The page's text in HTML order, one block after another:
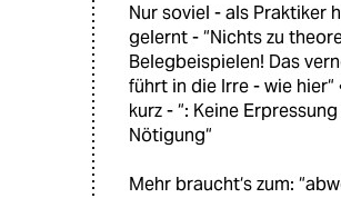
Nur soviel - als Praktiker
gelernt - “Nichts zu
Belegbeispielen! Das
führt in die Irre - wie hier“
kurz - “: Keine
Nötigung“
Mehr braucht‘s zum: